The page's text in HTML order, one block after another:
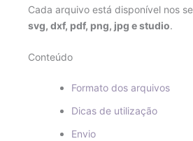
Cada arquivo está disponível nos
svg, dxf, pdf, png, jpg e studio.
Conteúdo
Formato dos arquivos
Dicas de utilização
Envio